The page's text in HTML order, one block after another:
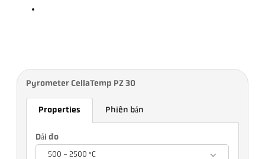
Pyrometer CellaTemp PZ 30
Properties Phiên bản
Dải đo
500 - 2500 °C